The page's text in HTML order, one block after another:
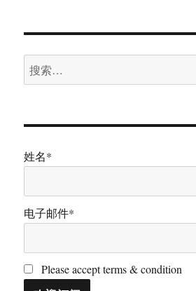
搜
索：
姓名*
电子邮件*
Please accept terms & condition